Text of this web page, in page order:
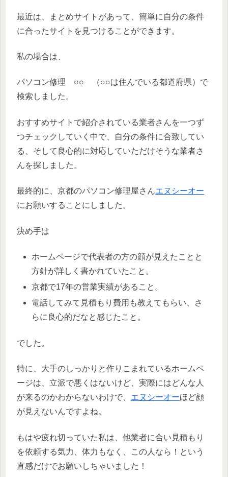
最近は、まとめサイトがあって、簡単に自分の条件
に合ったサイトを見つけることができます。
私の場合は、
パソコン修理 ○○ （○○は住んでいる都道府県）で
検索しました。
おすすめサイトで紹介されている業者さんを一つず
つチェックしていく中で、自分の条件に合致してい
る、そして良心的に対応していただけそうな業者さ
んを探しました。
最終的に、京都のパソコン修理屋さんエヌシーオー
にお願いすることにしました。
決め手は
ホームページで代表者の方の顔が見えたことと
方針が詳しく書かれていたこと。
京都で17年の営業実績があること。
電話してみて見積もり費用も教えてもらい、さ
らに良心的だなと感じたこと。
でした。
特に、大手のしっかりと作りこまれているホームペ
ージは、立派で悪くはないけど、実際にはどんな人
が来るのかわからないわけで、 エヌシーオーほど顔
が見えないんですよね。
もはや疲れ切っていた私は、他業者に合い見積もり
を依頼する気力、体力もなく、この人なら！という
直感だけでお願いしちゃいました！